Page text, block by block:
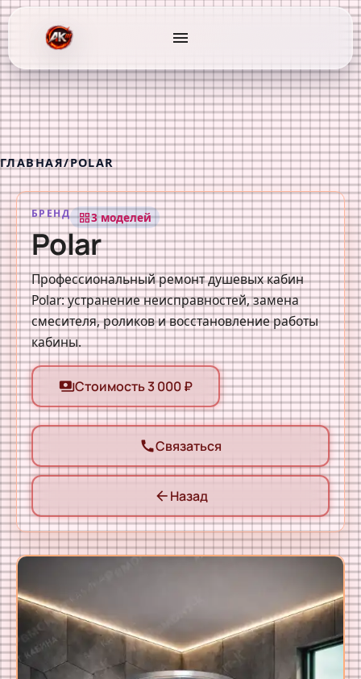
menu
ГЛАВНАЯ/POLAR
БРЕНД grid_view3 моделей
Polar
Профессиональный ремонт душевых кабин
Polar: устранение неисправностей, замена
смесителя, роликов и восстановление работы
кабины.
paymentsСтоимость 3 000 ₽
callСвязаться
arrow_back Назад